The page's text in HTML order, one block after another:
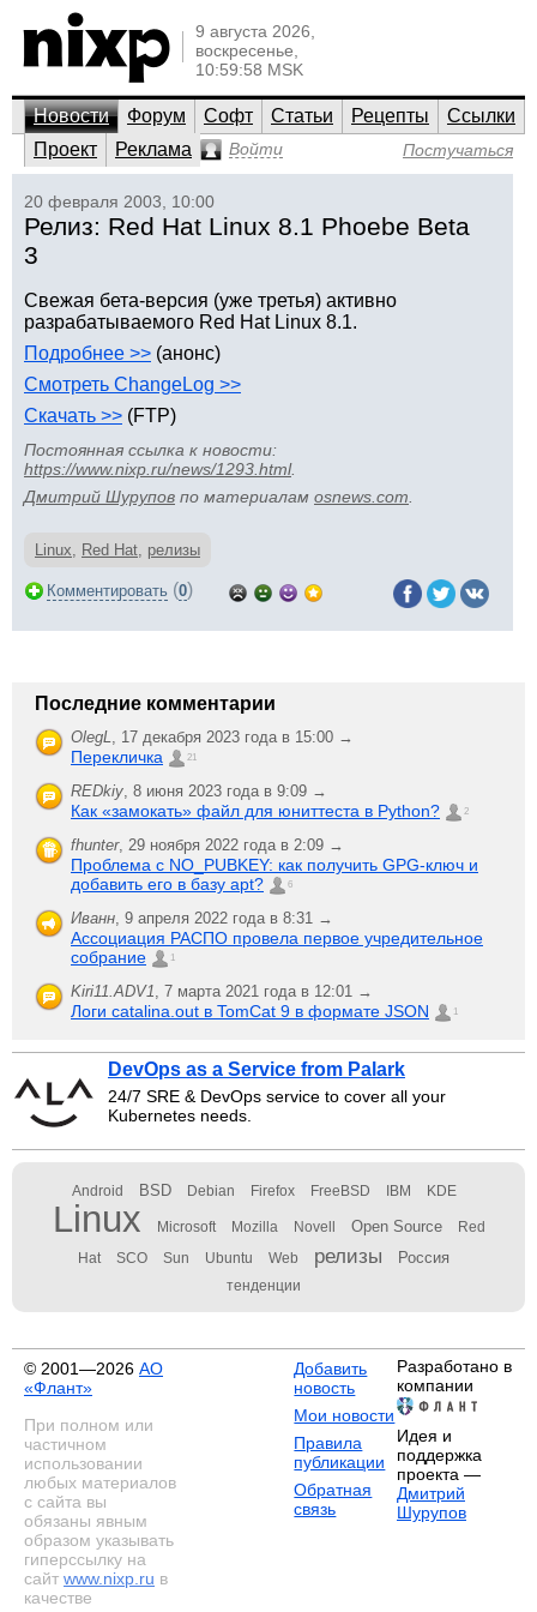
9 августа 2026,
воскресенье,
10:59:58 MSK
Новости Форум Софт Статьи Рецепты
Ссылки
Проект
Реклама Войти Постучаться
20 февраля 2003, 10:00
Релиз: Red Hat Linux 8.1 Phoebe Beta
3
Свежая бета-версия (уже третья) активно
разрабатываемого Red Hat Linux 8.1.
Подробнее >> (анонс)
Смотреть ChangeLog >>
Скачать >> (FTP)
Постоянная ссылка к новости:
https://www.nixp.ru/news/1293.html.
Дмитрий Шурупов по материалам osnews.com
Linux, Red Hat, релизы
Комментировать (0)
Последние комментарии
OlegL, 17 декабря 2023 года в 15:00 →
Перекличка 21
REDkiy, 8 июня 2023 года в 9:09 →
Как «замокать» файл для юниттеста в Python? 2
fhunter, 29 ноября 2022 года в 2:09 →
Проблема с NO_PUBKEY: как получить GPG-ключ и
добавить его в базу apt?
6
Иванн, 9 апреля 2022 года в 8:31 →
Ассоциация РАСПО провела первое учредительное
собрание
1
Kiri11.ADV1, 7 марта 2021 года в 12:01 →
Логи catalina.out в TomCat 9 в формате JSON 1
DevOps as a Service from Palark
24/7 SRE & DevOps service to cover all your
Kubernetes needs.
Android BSD Debian Firefox FreeBSD IBM KDE
Linux Microsoft Mozilla Novell Open Source Red
Hat SCO Sun Ubuntu Web релизы Россия
тенденции
© 2001—2026 АО
«Флант»
При полном или
частичном
использовании
любых материалов
с сайта вы
обязаны явным
образом указывать
гиперссылку на
сайт www.nixp.ru в
качестве
Добавить
новость
Мои новости
Правила
публикации
Обратная
связь
Разработано в
компании
Идея и
поддержка
проекта —
Дмитрий
Шурупов